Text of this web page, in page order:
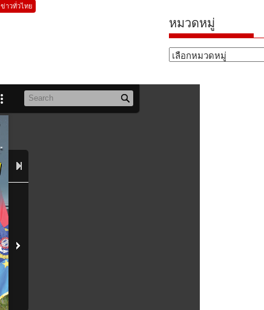
ข่าวทั่วไทย
หมวดหมู่
หมวด